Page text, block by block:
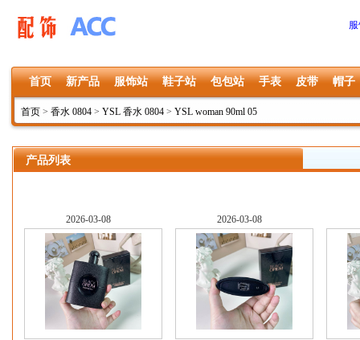
首页 新产品 服饰站 鞋子站 包包站 手表 皮带 帽子
首页 > 香水 0804 > YSL 香水 0804 > YSL woman 90ml 05
产品列表
2026-03-08 2026-03-08